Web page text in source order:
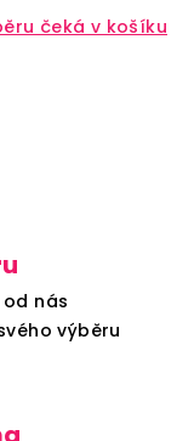
čeká v košíku
nás
výběru